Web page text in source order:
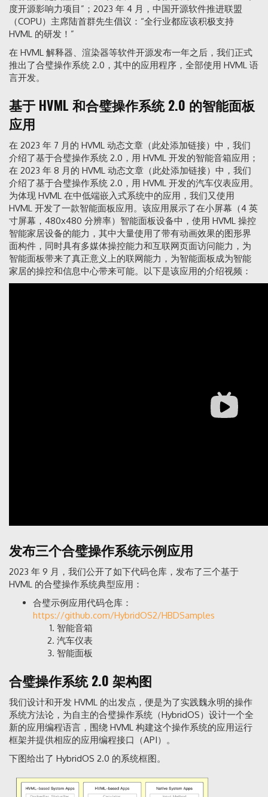
度开源影响力项目”；2023 年 4 月，中国开源软件推进联盟
（COPU）主席陆首群先生倡议：“全行业都应该积极支持
HVML 的研发！”
在 HVML 解释器、渲染器等软件开源发布一年之后，我们正式
推出了合璧操作系统 2.0，其中的应用程序，全部使用 HVML 语
言开发。
基于 HVML 和合璧操作系统 2.0 的智能面板
应用
在 2023 年 7 月的 HVML 动态文章（此处添加链接）中，我们
介绍了基于合璧操作系统 2.0，用 HVML 开发的智能音箱应用；
在 2023 年 8 月的 HVML 动态文章（此处添加链接）中，我们
介绍了基于合璧操作系统 2.0，用 HVML 开发的汽车仪表应用。
为体现 HVML 在中低端嵌入式系统中的应用，我们又使用
HVML 开发了一款智能面板应用。该应用展示了在小屏幕（4 英
寸屏幕，480x480 分辨率）智能面板设备中，使用 HVML 操控
智能家居设备的能力，其中大量使用了带有动画效果的图形界
面构件，同时具有多媒体操控能力和互联网页面访问能力，为
智能面板带来了真正意义上的联网能力，为智能面板成为智能
家居的操控和信息中心带来可能。以下是该应用的介绍视频：
发布三个合璧操作系统示例应用
2023 年 9 月，我们公开了如下代码仓库，发布了三个基于
HVML 的合璧操作系统典型应用：
合璧示例应用代码仓库：
https://github.com/HybridOS2/HBDSamples
智能音箱
汽车仪表
智能面板
合璧操作系统 2.0 架构图
我们设计和开发 HVML 的出发点，便是为了实践魏永明的操作
系统方法论，为自主的合璧操作系统（HybridOS）设计一个全
新的应用编程语言，围绕 HVML 构建这个操作系统的应用运行
框架并提供相应的应用编程接口（API）。
下图给出了 HybridOS 2.0 的系统框图。